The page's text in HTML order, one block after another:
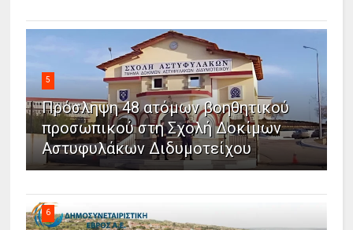
5
Πρόσληψη 48 ατόμων βοηθητικού
προσωπικού στη Σχολή Δοκίμων
Αστυφυλάκων Διδυμοτείχου
6